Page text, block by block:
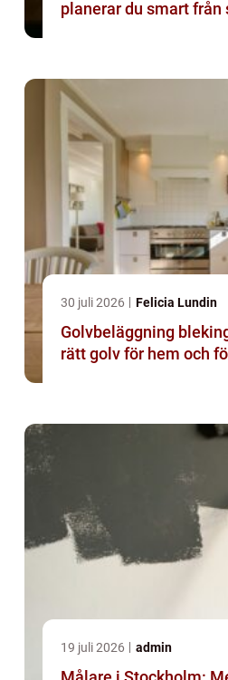
planerar du smart från
30 juli 2026 Felicia Lundin
Golvbeläggning blekinge så väljer
rätt golv för hem och
19 juli 2026 admin